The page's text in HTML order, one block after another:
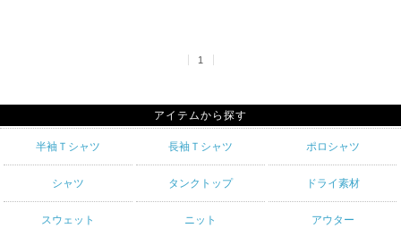
1
アイテムから探す
半袖Ｔシャツ 長袖Ｔシャツ ポロシャツ
シャツ タンクトップ ドライ素材
スウェット ニット アウター